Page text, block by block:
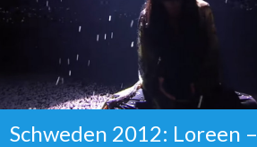
Schweden 2012: Loreen –